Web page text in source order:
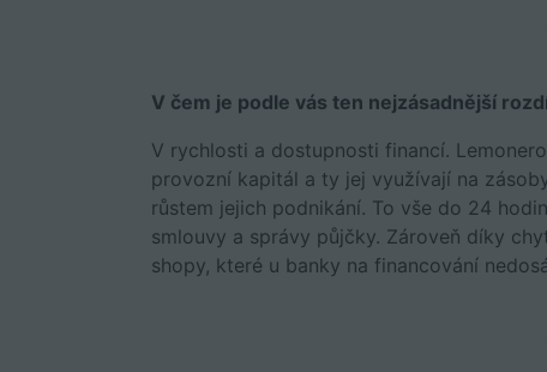
V čem je podle vás ten nejzásadnější
V rychlosti a dostupnosti financí.
provozní kapitál a ty jej využívají na
růstem jejich podnikání. To vše do 24
smlouvy a správy půjčky. Zároveň díky
shopy, které u banky na financování